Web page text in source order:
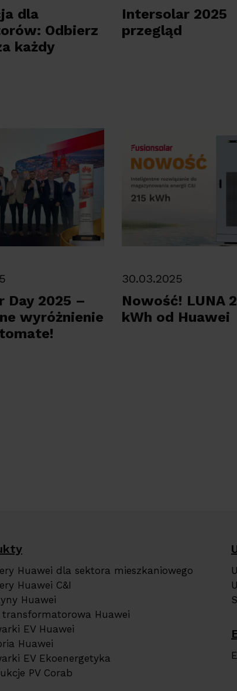
dla
Odbierz
każdy
Intersolar 2025
przegląd
Day 2025 –
wyróżnienie
30.03.2025
Nowość! LUNA
kWh od Huawei
Huawei dla sektora mieszkaniowego
Huawei C&I
Huawei
transformatorowa Huawei
EV Huawei
Huawei
EV Ekoenergetyka
PV Corab